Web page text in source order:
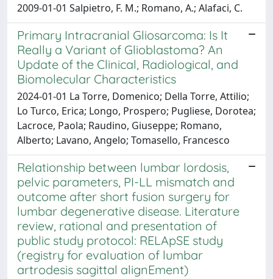
2009-01-01 Salpietro, F. M.; Romano, A.; Alafaci, C.
Primary Intracranial Gliosarcoma: Is It
Really a Variant of Glioblastoma? An
Update of the Clinical, Radiological, and
Biomolecular Characteristics
2024-01-01 La Torre, Domenico; Della Torre, Attilio;
Lo Turco, Erica; Longo, Prospero; Pugliese, Dorotea;
Lacroce, Paola; Raudino, Giuseppe; Romano,
Alberto; Lavano, Angelo; Tomasello, Francesco
Relationship between lumbar lordosis,
pelvic parameters, PI-LL mismatch and
outcome after short fusion surgery for
lumbar degenerative disease. Literature
review, rational and presentation of
public study protocol: RELApSE study
(registry for evaluation of lumbar
artrodesis sagittal alignEment)